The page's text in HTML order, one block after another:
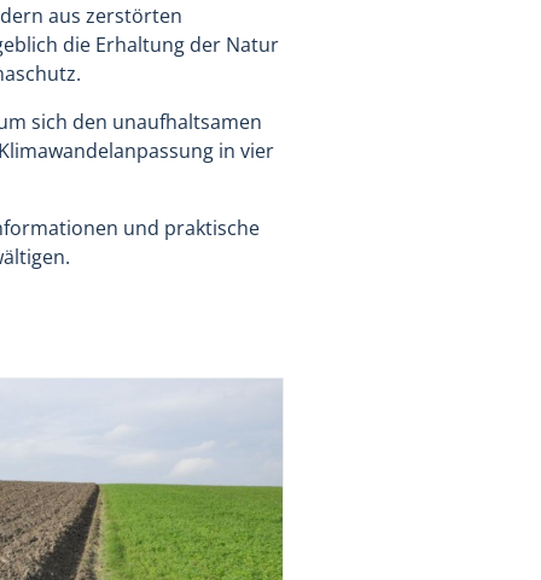
aus zerstörten
die Erhaltung der Natur
sich den unaufhaltsamen
in vier
und praktische